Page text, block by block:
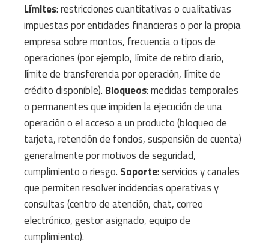
Límites: restricciones cuantitativas o cualitativas
impuestas por entidades financieras o por la propia
empresa sobre montos, frecuencia o tipos de
operaciones (por ejemplo, límite de retiro diario,
límite de transferencia por operación, límite de
crédito disponible). Bloqueos: medidas temporales
o permanentes que impiden la ejecución de una
operación o el acceso a un producto (bloqueo de
tarjeta, retención de fondos, suspensión de cuenta)
generalmente por motivos de seguridad,
cumplimiento o riesgo. Soporte: servicios y canales
que permiten resolver incidencias operativas y
consultas (centro de atención, chat, correo
electrónico, gestor asignado, equipo de
cumplimiento).